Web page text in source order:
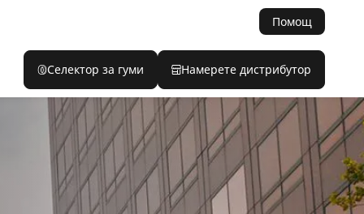
Помощ
Селектор за гуми Намерете дистрибутор